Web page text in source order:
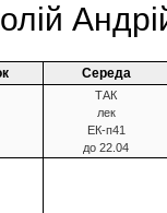
Середа
ТАК
лек
ЕК-п41
до 22.04